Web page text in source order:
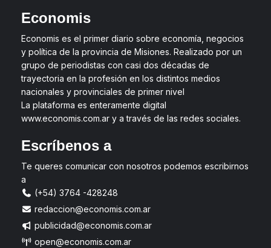
Economis
Economis es el primer diario sobre economía, negocios
y política de la provincia de Misiones. Realizado por un
grupo de periodistas con casi dos décadas de
trayectoria en la profesión en los distintos medios
nacionales y provinciales de primer nivel
La plataforma es enteramente digital
www.economis.com.ar y a través de las redes sociales.
Escríbenos a
Te queres comunicar con nosotros podemos escribirnos
a
(+54) 3764 -428248
redaccion@economis.com.ar
publicidad@economis.com.ar
open@economis.com.ar